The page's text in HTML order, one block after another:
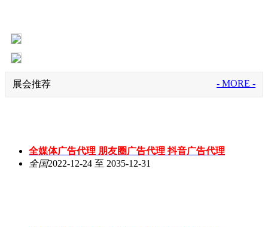
展会推荐 - MORE -
全媒体广告代理 朋友圈广告代理 抖音广告代理
全国2022-12-24 至 2035-12-31